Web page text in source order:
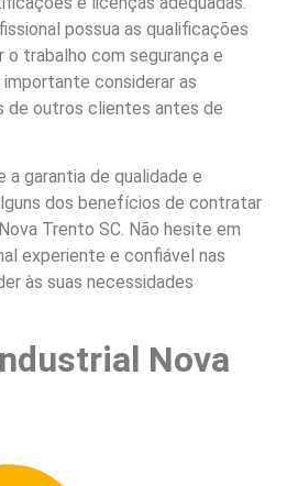
possua as qualificações
o trabalho com segurança e
considerar as
de outros clientes antes de
garantia de qualidade e
dos benefícios de contratar
Trento SC. Não hesite em
experiente e confiável nas
às suas necessidades
Nova